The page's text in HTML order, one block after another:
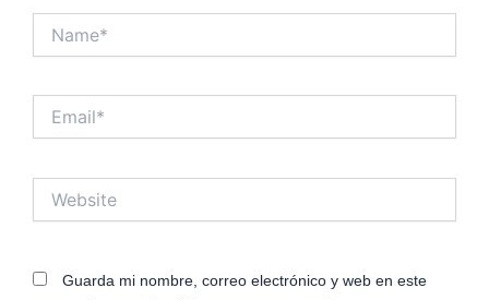
Guarda mi nombre, correo electrónico y web en este